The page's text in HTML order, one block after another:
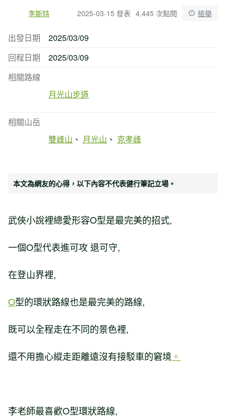
李斯特 2025-03-15 發表 4,445 次點閱 檢舉
出發日期
2025/03/09
回程日期
2025/03/09
相關路線
月光山步道
相關山岳
雙峰山
月光山 克孝峰
本文為網友的心得，以下內容不代表健行筆記立場。
武俠小說裡總愛形容O型是最完美的招式,
一個O型代表進可攻 退可守,
在登山界裡,
O型的環狀路線也是最完美的路線,
既可以全程走在不同的景色裡,
還不用擔心縱走距離遠沒有接駁車的窘境 。
李老師最喜歡O型環狀路線,